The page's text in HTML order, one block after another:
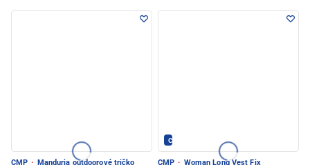
CMP ·
Manduria outdoorové tričko
CMP - PEC POD SNĚŽKOU
CMP · Woman Long Vest Fix